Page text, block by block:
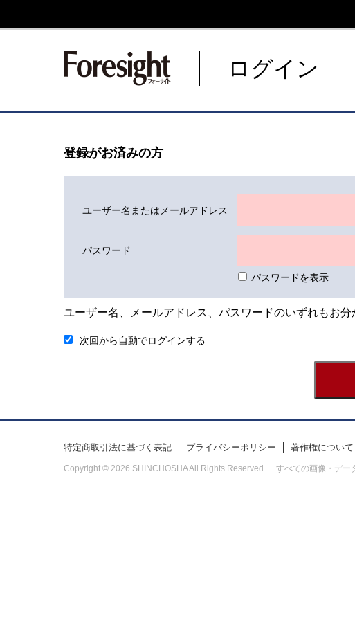
新潮社 Foresight フォーサイト
ログイン
登録がお済みの方
ユーザー名またはメールアドレス
パスワード
パスワードを表示
ユーザー名、メールアドレス、パスワードのいずれもお分
次回から自動でログインする
特定商取引法に基づく表記 プライバシーポリシー 著作権について
Copyright © 2026 SHINCHOSHA All Rights Reserved. すべての画像・デー